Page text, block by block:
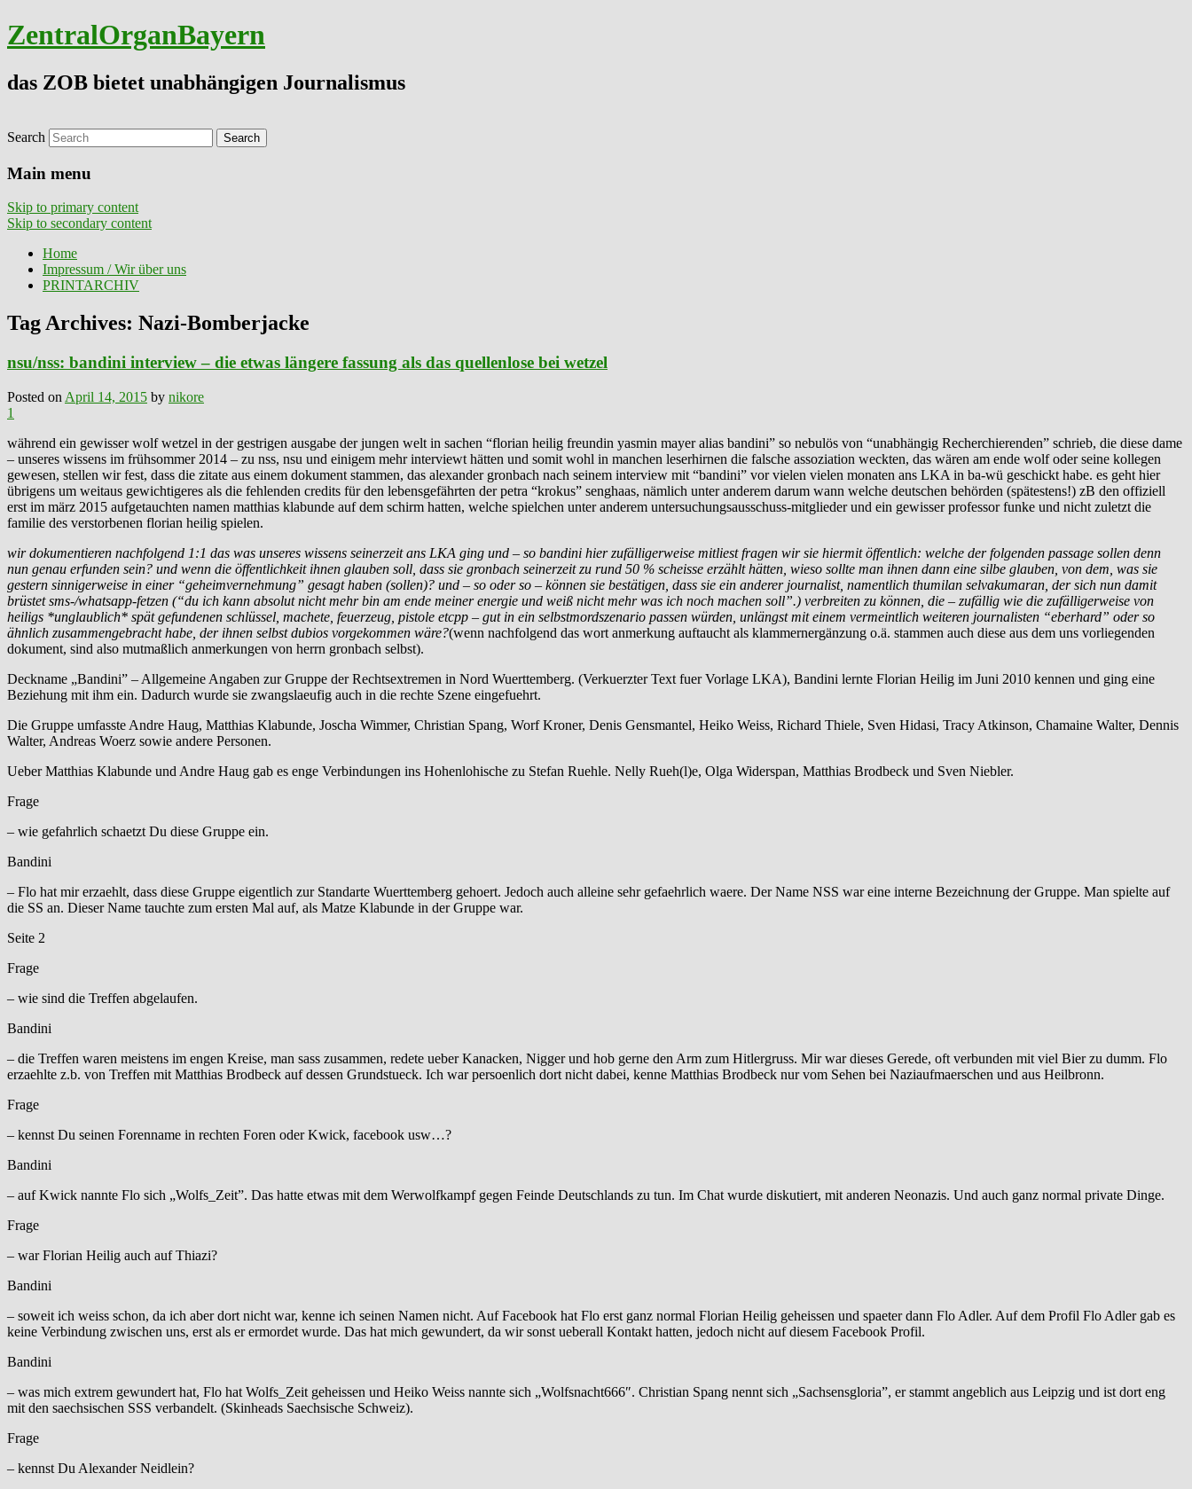
ZentralOrganBayern
das ZOB bietet unabhängigen Journalismus
Search
Main menu
Skip to primary content
Skip to secondary content
Home
Impressum / Wir über uns
PRINTARCHIV
Tag Archives: Nazi-Bomberjacke
nsu/nss: bandini interview – die etwas längere fassung als das quellenlose bei wetzel
Posted on April 14, 2015 by nikore
1
während ein gewisser wolf wetzel in der gestrigen ausgabe der jungen welt in sachen “florian heilig freundin yasmin mayer alias bandini” so nebulös von “unabhängig Recherchierenden” schrieb, die diese dame
– unseres wissens im frühsommer 2014 – zu nss, nsu und einigem mehr interviewt hätten und somit wohl in manchen leserhirnen die falsche assoziation weckten, das wären am ende wolf oder seine kollegen
gewesen, stellen wir fest, dass die zitate aus einem dokument stammen, das alexander gronbach nach seinem interview mit “bandini” vor vielen vielen monaten ans LKA in ba-wü geschickt habe. es geht hier
übrigens um weitaus gewichtigeres als die fehlenden credits für den lebensgefährten der petra “krokus” senghaas, nämlich unter anderem darum wann welche deutschen behörden (spätestens!) zB den offiziell
erst im märz 2015 aufgetauchten namen matthias klabunde auf dem schirm hatten, welche spielchen unter anderem untersuchungsausschuss-mitglieder und ein gewisser professor funke und nicht zuletzt die
familie des verstorbenen florian heilig spielen.
wir dokumentieren nachfolgend 1:1 das was unseres wissens seinerzeit ans LKA ging und – so bandini hier zufälligerweise mitliest fragen wir sie hiermit öffentlich: welche der folgenden passage sollen denn
nun genau erfunden sein? und wenn die öffentlichkeit ihnen glauben soll, dass sie gronbach seinerzeit zu rund 50 % scheisse erzählt hätten, wieso sollte man ihnen dann eine silbe glauben, von dem, was sie
gestern sinnigerweise in einer “geheimvernehmung” gesagt haben (sollen)? und – so oder so – können sie bestätigen, dass sie ein anderer journalist, namentlich thumilan selvakumaran, der sich nun damit
brüstet sms-/whatsapp-fetzen (“du ich kann absolut nicht mehr bin am ende meiner energie und weiß nicht mehr was ich noch machen soll”.) verbreiten zu können, die – zufällig wie die zufälligerweise von
heiligs *unglaublich* spät gefundenen schlüssel, machete, feuerzeug, pistole etcpp – gut in ein selbstmordszenario passen würden, unlängst mit einem vermeintlich weiteren journalisten “eberhard” oder so
ähnlich zusammengebracht habe, der ihnen selbst dubios vorgekommen wäre?(wenn nachfolgend das wort anmerkung auftaucht als klammernergänzung o.ä. stammen auch diese aus dem uns vorliegenden
dokument, sind also mutmaßlich anmerkungen von herrn gronbach selbst).
Deckname „Bandini” – Allgemeine Angaben zur Gruppe der Rechtsextremen in Nord Wuerttemberg. (Verkuerzter Text fuer Vorlage LKA), Bandini lernte Florian Heilig im Juni 2010 kennen und ging eine
Beziehung mit ihm ein. Dadurch wurde sie zwangslaeufig auch in die rechte Szene eingefuehrt.
Die Gruppe umfasste Andre Haug, Matthias Klabunde, Joscha Wimmer, Christian Spang, Worf Kroner, Denis Gensmantel, Heiko Weiss, Richard Thiele, Sven Hidasi, Tracy Atkinson, Chamaine Walter, Dennis
Walter, Andreas Woerz sowie andere Personen.
Ueber Matthias Klabunde und Andre Haug gab es enge Verbindungen ins Hohenlohische zu Stefan Ruehle. Nelly Rueh(l)e, Olga Widerspan, Matthias Brodbeck und Sven Niebler.
Frage
– wie gefahrlich schaetzt Du diese Gruppe ein.
Bandini
– Flo hat mir erzaehlt, dass diese Gruppe eigentlich zur Standarte Wuerttemberg gehoert. Jedoch auch alleine sehr gefaehrlich waere. Der Name NSS war eine interne Bezeichnung der Gruppe. Man spielte auf
die SS an. Dieser Name tauchte zum ersten Mal auf, als Matze Klabunde in der Gruppe war.
Seite 2
Frage
– wie sind die Treffen abgelaufen.
Bandini
– die Treffen waren meistens im engen Kreise, man sass zusammen, redete ueber Kanacken, Nigger und hob gerne den Arm zum Hitlergruss. Mir war dieses Gerede, oft verbunden mit viel Bier zu dumm. Flo
erzaehlte z.b. von Treffen mit Matthias Brodbeck auf dessen Grundstueck. Ich war persoenlich dort nicht dabei, kenne Matthias Brodbeck nur vom Sehen bei Naziaufmaerschen und aus Heilbronn.
Frage
– kennst Du seinen Forenname in rechten Foren oder Kwick, facebook usw…?
Bandini
– auf Kwick nannte Flo sich „Wolfs_Zeit”. Das hatte etwas mit dem Werwolfkampf gegen Feinde Deutschlands zu tun. Im Chat wurde diskutiert, mit anderen Neonazis. Und auch ganz normal private Dinge.
Frage
– war Florian Heilig auch auf Thiazi?
Bandini
– soweit ich weiss schon, da ich aber dort nicht war, kenne ich seinen Namen nicht. Auf Facebook hat Flo erst ganz normal Florian Heilig geheissen und spaeter dann Flo Adler. Auf dem Profil Flo Adler gab es
keine Verbindung zwischen uns, erst als er ermordet wurde. Das hat mich gewundert, da wir sonst ueberall Kontakt hatten, jedoch nicht auf diesem Facebook Profil.
Bandini
– was mich extrem gewundert hat, Flo hat Wolfs_Zeit geheissen und Heiko Weiss nannte sich „Wolfsnacht666″. Christian Spang nennt sich „Sachsensgloria”, er stammt angeblich aus Leipzig und ist dort eng
mit den saechsischen SSS verbandelt. (Skinheads Saechsische Schweiz).
Frage
– kennst Du Alexander Neidlein?